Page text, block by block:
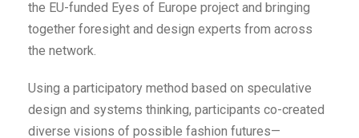
the EU-funded Eyes of Europe project and bringing
together foresight and design experts from across
the network.
Using a participatory method based on speculative
design and systems thinking, participants co-created
diverse visions of possible fashion futures—